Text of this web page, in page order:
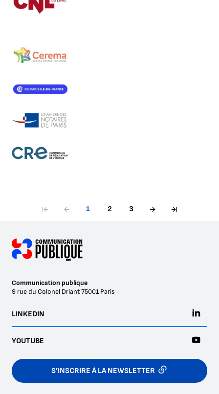
1 2 3
Communication publique
9 rue du Colonel Driant75001 Paris
S’INSCRIRE À LA NEWSLETTER
LINKEDIN
YOUTUBE